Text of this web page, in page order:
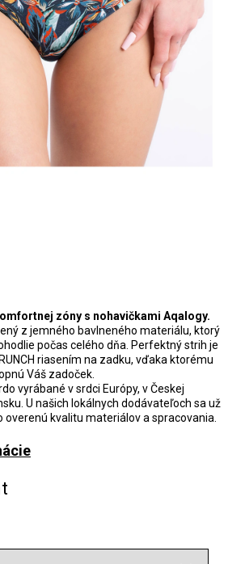
zóny s nohavičkami Aqalogy.
z jemného bavlneného materiálu, ktorý
počas celého dňa. Perfektný strih je
riasením na zadku, vďaka ktorému
Váš zadoček.
vyrábané v srdci Európy, v Českej
U našich lokálnych dodávateľoch sa už
overenú kvalitu materiálov a spracovania.